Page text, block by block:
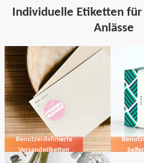
Individuelle Etiketten
Anlässe
Benutzerdefinierte
Versandetiketten